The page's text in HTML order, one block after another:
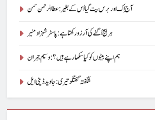
آج اِک اور برس بیت گیا اُس کے بغیر : عطاالرحمن سمن
ہر بیج اُگنے کی آرزو رکھتا ہے : پاسٹر شہزاد منیر
ہم اپنے بیٹوں کو کیا سکھا رہے ہیں؟ : وسیم جبران
شگفتہ گفتگو تیری : جاوید ڈینی ایل